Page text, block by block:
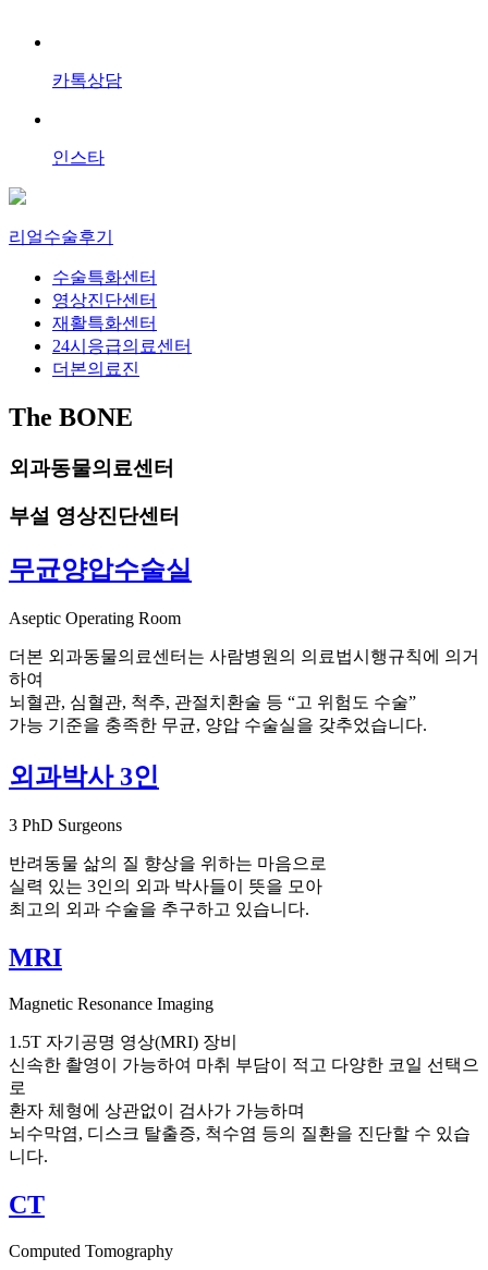
카톡상담
인스타
리얼수술후기
수술특화센터
영상진단센터
재활특화센터
24시응급의료센터
더본의료진
The BONE
외과동물의료센터
부설 영상진단센터
무균양압수술실
Aseptic Operating Room
더본 외과동물의료센터는 사람병원의 의료법시행규칙에 의거
하여
뇌혈관, 심혈관, 척추, 관절치환술 등 “고 위험도 수술”
가능 기준을 충족한 무균, 양압 수술실을 갖추었습니다.
외과박사 3인
3 PhD Surgeons
반려동물 삶의 질 향상을 위하는 마음으로
실력 있는 3인의 외과 박사들이 뜻을 모아
최고의 외과 수술을 추구하고 있습니다.
MRI
Magnetic Resonance Imaging
1.5T 자기공명 영상(MRI) 장비
신속한 촬영이 가능하여 마취 부담이 적고 다양한 코일 선택으
로
환자 체형에 상관없이 검사가 가능하며
뇌수막염, 디스크 탈출증, 척수염 등의 질환을 진단할 수 있습
니다.
CT
Computed Tomography